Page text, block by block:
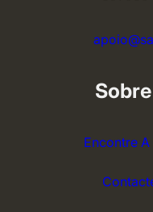
Encontre A